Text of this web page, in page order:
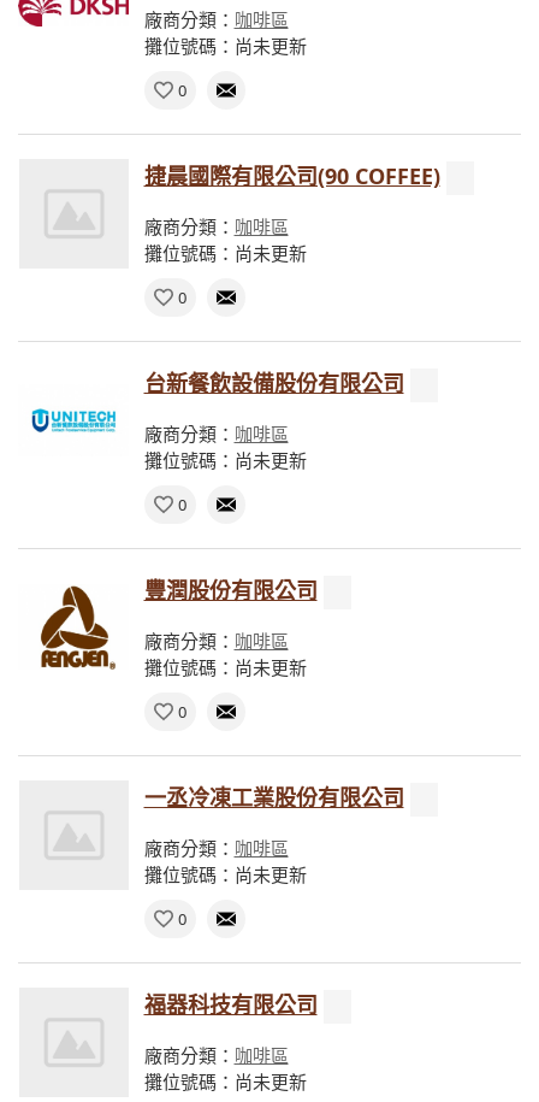
廠商分類： 咖啡區
攤位號碼：尚未更新
0
捷晨國際有限公司(90 COFFEE)
廠商分類： 咖啡區
攤位號碼：尚未更新
0
台新餐飲設備股份有限公司
廠商分類： 咖啡區
攤位號碼：尚未更新
0
豐潤股份有限公司
廠商分類： 咖啡區
攤位號碼：尚未更新
0
一丞冷凍工業股份有限公司
廠商分類： 咖啡區
攤位號碼：尚未更新
0
福器科技有限公司
廠商分類： 咖啡區
攤位號碼：尚未更新